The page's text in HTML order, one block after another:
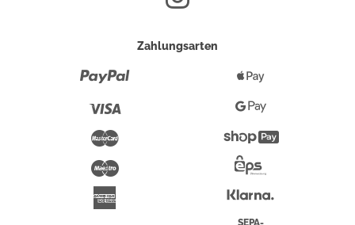
Zahlungsarten
Maestro
Pay
Google
Pay
Überweisung
SEPA-